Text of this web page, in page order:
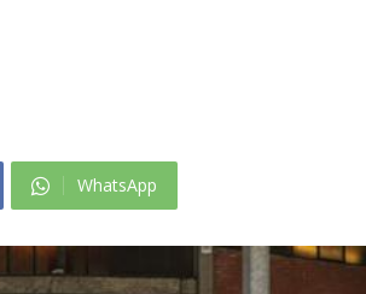
WhatsApp